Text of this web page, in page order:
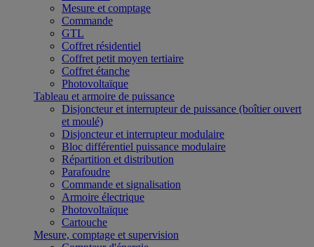
Mesure et comptage
Commande
GTL
Coffret résidentiel
Coffret petit moyen tertiaire
Coffret étanche
Photovoltaïque
Tableau et armoire de puissance
Disjoncteur et interrupteur de puissance (boîtier ouvert
et moulé)
Disjoncteur et interrupteur modulaire
Bloc différentiel puissance modulaire
Répartition et distribution
Parafoudre
Commande et signalisation
Armoire électrique
Photovoltaïque
Cartouche
Mesure, comptage et supervision